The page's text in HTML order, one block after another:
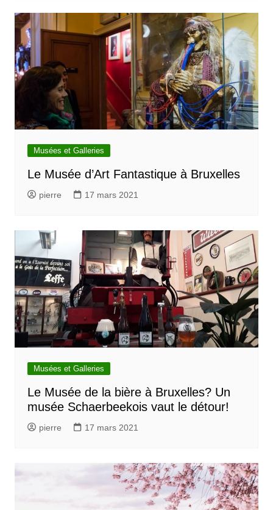
Musées et Galleries
Le Musée d’Art Fantastique à Bruxelles
pierre 17 mars 2021
Musées et Galleries
Le Musée de la bière à Bruxelles? Un
musée Schaerbeekois vaut le détour!
pierre 17 mars 2021